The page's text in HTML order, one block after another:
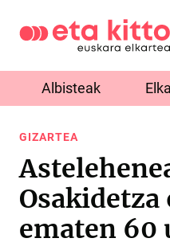
Albisteak
GIZARTEA
Osakidetza
ematen 60